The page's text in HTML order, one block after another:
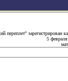
переплет"
5